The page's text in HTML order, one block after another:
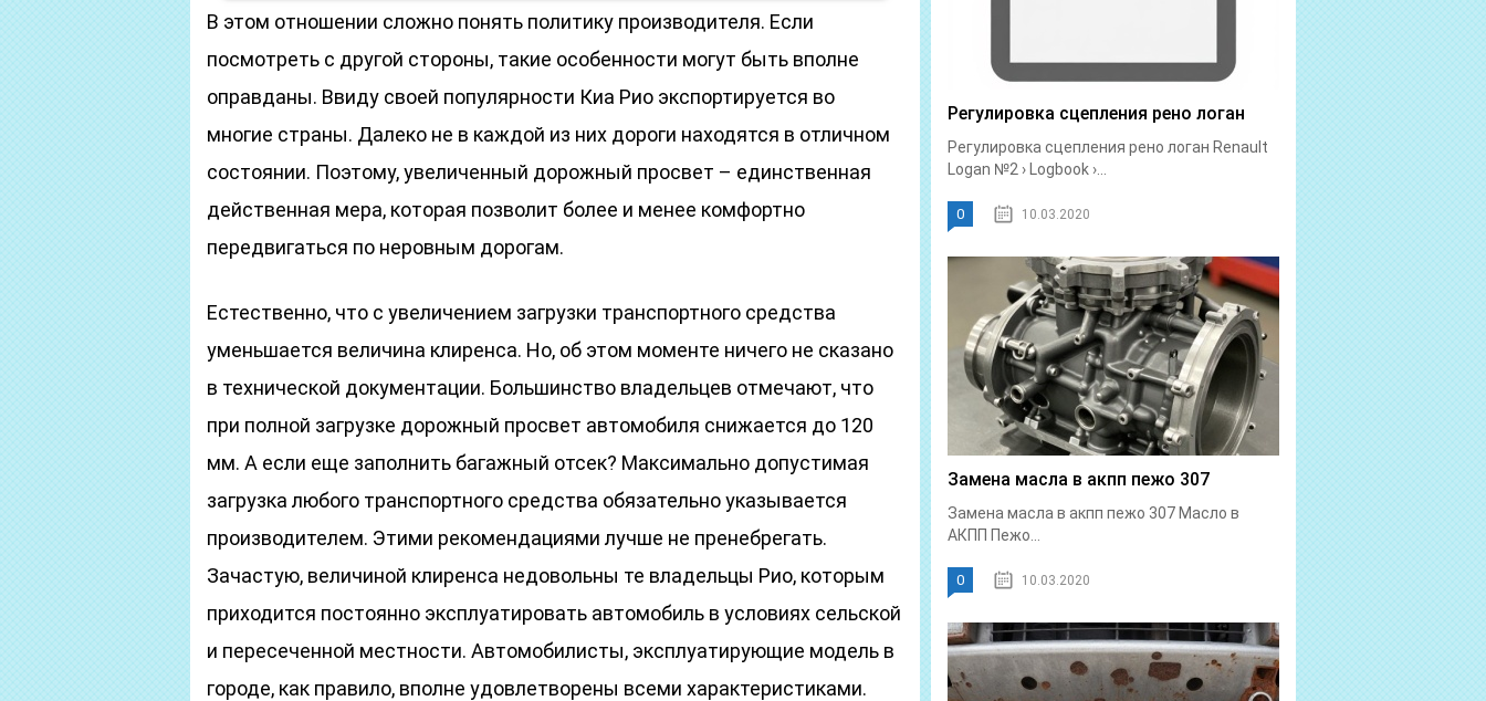
В этом отношении сложно понять политику производителя. Если
посмотреть с другой стороны, такие особенности могут быть вполне
оправданы. Ввиду своей популярности Киа Рио экспортируется во
многие страны. Далеко не в каждой из них дороги находятся в отличном
состоянии. Поэтому, увеличенный дорожный просвет – единственная
действенная мера, которая позволит более и менее комфортно
передвигаться по неровным дорогам.
Естественно, что с увеличением загрузки транспортного средства
уменьшается величина клиренса. Но, об этом моменте ничего не сказано
в технической документации. Большинство владельцев отмечают, что
при полной загрузке дорожный просвет автомобиля снижается до 120
мм. А если еще заполнить багажный отсек? Максимально допустимая
загрузка любого транспортного средства обязательно указывается
производителем. Этими рекомендациями лучше не пренебрегать.
Зачастую, величиной клиренса недовольны те владельцы Рио, которым
приходится постоянно эксплуатировать автомобиль в условиях сельской
и пересеченной местности. Автомобилисты, эксплуатирующие модель в
городе, как правило, вполне удовлетворены всеми характеристиками.
Регулировка сцепления рено логан
Регулировка сцепления рено логан Renault
Logan №2 › Logbook ›...
0 10.03.2020
Замена масла в акпп пежо 307
Замена масла в акпп пежо 307 Масло в
АКПП Пежо...
0 10.03.2020